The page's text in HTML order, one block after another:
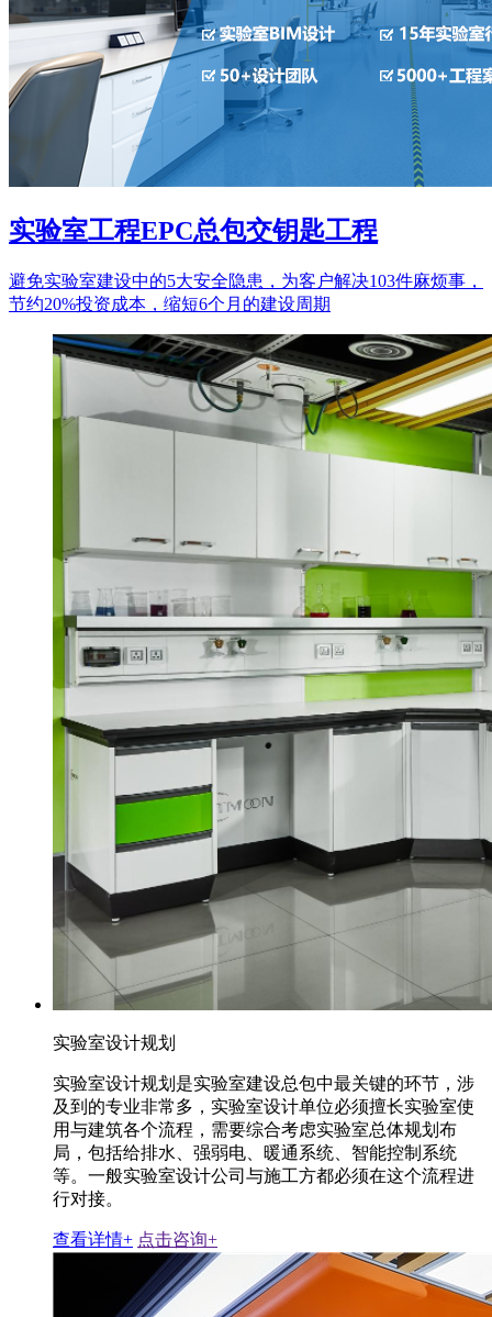
实验室工程EPC总包交钥匙工程
避免实验室建设中的5大安全隐患，为客户解决103件麻烦事，
节约20%投资成本，缩短6个月的建设周期
实验室设计规划
实验室设计规划是实验室建设总包中最关键的环节，涉
及到的专业非常多，实验室设计单位必须擅长实验室使
用与建筑各个流程，需要综合考虑实验室总体规划布
局，包括给排水、强弱电、暖通系统、智能控制系统
等。一般实验室设计公司与施工方都必须在这个流程进
行对接。
查看详情+ 点击咨询+